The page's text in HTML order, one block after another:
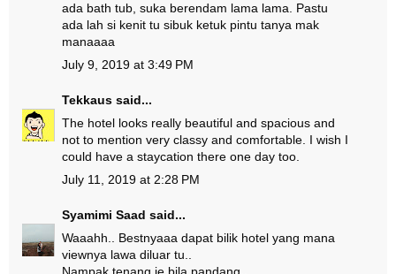
ada bath tub, suka berendam lama lama. Pastu
ada lah si kenit tu sibuk ketuk pintu tanya mak
manaaaa
July 9, 2019 at 3:49 PM
Tekkaus said...
The hotel looks really beautiful and spacious and
not to mention very classy and comfortable. I wish I
could have a staycation there one day too.
July 11, 2019 at 2:28 PM
Syamimi Saad said...
Waaahh.. Bestnyaaa dapat bilik hotel yang mana
viewnya lawa diluar tu..